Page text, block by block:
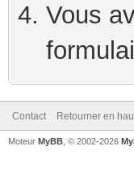
Vous
Contact Retourner en
Moteur MyBB , © 2002-2026